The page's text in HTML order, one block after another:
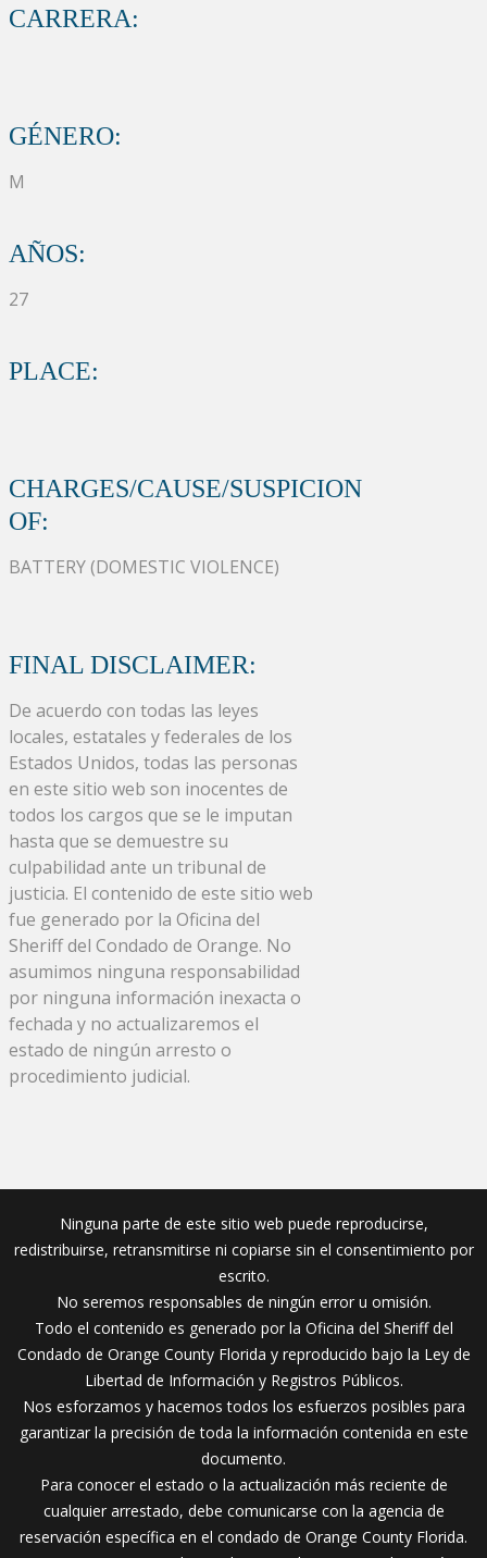
CARRERA:
GÉNERO:
M
AÑOS:
27
PLACE:
CHARGES/CAUSE/SUSPICION
OF:
BATTERY (DOMESTIC VIOLENCE)
FINAL DISCLAIMER:
De acuerdo con todas las leyes
locales, estatales y federales de los
Estados Unidos, todas las personas
en este sitio web son inocentes de
todos los cargos que se le imputan
hasta que se demuestre su
culpabilidad ante un tribunal de
justicia. El contenido de este sitio web
fue generado por la Oficina del
Sheriff del Condado de Orange. No
asumimos ninguna responsabilidad
por ninguna información inexacta o
fechada y no actualizaremos el
estado de ningún arresto o
procedimiento judicial.
Ninguna parte de este sitio web puede reproducirse,
redistribuirse, retransmitirse ni copiarse sin el consentimiento por
escrito.
No seremos responsables de ningún error u omisión.
Todo el contenido es generado por la Oficina del Sheriff del
Condado de Orange County Florida y reproducido bajo la Ley de
Libertad de Información y Registros Públicos.
Nos esforzamos y hacemos todos los esfuerzos posibles para
garantizar la precisión de toda la información contenida en este
documento.
Para conocer el estado o la actualización más reciente de
cualquier arrestado, debe comunicarse con la agencia de
reservación específica en el condado de Orange County Florida.